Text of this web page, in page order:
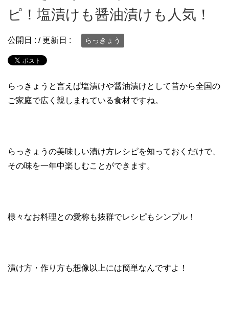
ピ！塩漬けも醤油漬けも人気！
公開日 : / 更新日 : らっきょう
らっきょうと言えば塩漬けや醤油漬けとして昔から全国の
ご家庭で広く親しまれている食材ですね。
らっきょうの美味しい漬け方レシピを知っておくだけで、
その味を一年中楽しむことができます。
様々なお料理との愛称も抜群でレシピもシンプル！
漬け方・作り方も想像以上には簡単なんですよ！